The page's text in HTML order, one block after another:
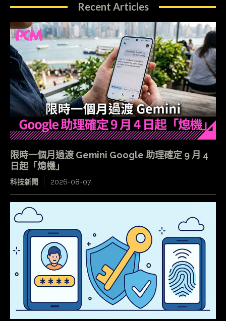
Recent Articles
限時一個月過渡 Gemini Google 助理確定 9 月 4
日起「熄機」
科技新聞 2026-08-07